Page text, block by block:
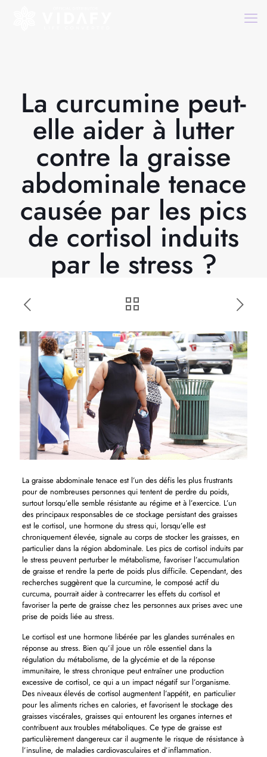
La curcumine peut-
elle aider à lutter
contre la graisse
abdominale tenace
causée par les pics
de cortisol induits
par le stress ?
La graisse abdominale tenace est l’un des défis les plus frustrants
pour de nombreuses personnes qui tentent de perdre du poids,
surtout lorsqu’elle semble résistante au régime et à l’exercice. L’un
des principaux responsables de ce stockage persistant des graisses
est le cortisol, une hormone du stress qui, lorsqu’elle est
chroniquement élevée, signale au corps de stocker les graisses, en
particulier dans la région abdominale. Les pics de cortisol induits par
le stress peuvent perturber le métabolisme, favoriser l’accumulation
de graisse et rendre la perte de poids plus difficile. Cependant, des
recherches suggèrent que la curcumine, le composé actif du
curcuma, pourrait aider à contrecarrer les effets du cortisol et
favoriser la perte de graisse chez les personnes aux prises avec une
prise de poids liée au stress.
Le cortisol est une hormone libérée par les glandes surrénales en
réponse au stress. Bien qu’il joue un rôle essentiel dans la
régulation du métabolisme, de la glycémie et de la réponse
immunitaire, le stress chronique peut entraîner une production
excessive de cortisol, ce qui a un impact négatif sur l’organisme.
Des niveaux élevés de cortisol augmentent l’appétit, en particulier
pour les aliments riches en calories, et favorisent le stockage des
graisses viscérales, graisses qui entourent les organes internes et
contribuent aux troubles métaboliques. Ce type de graisse est
particulièrement dangereux car il augmente le risque de résistance à
l’insuline, de maladies cardiovasculaires et d’inflammation.